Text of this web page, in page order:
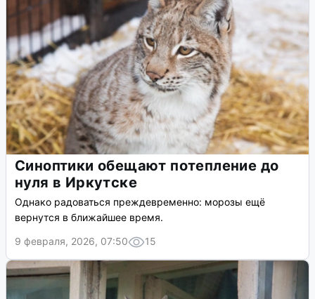
Синоптики обещают потепление до
нуля в Иркутске
Однако радоваться преждевременно: морозы ещё
вернутся в ближайшее время.
9 февраля, 2026, 07:50
15